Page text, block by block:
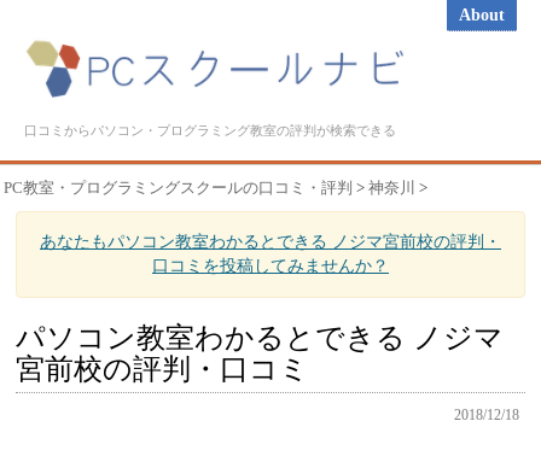
About
口コミからパソコン・プログラミング教室の評判が検索できる
PC教室・プログラミングスクールの口コミ・評判 > 神奈川 >
あなたもパソコン教室わかるとできる ノジマ宮前校の評判・
口コミを投稿してみませんか？
パソコン教室わかるとできる ノジマ
宮前校の評判・口コミ
2018/12/18